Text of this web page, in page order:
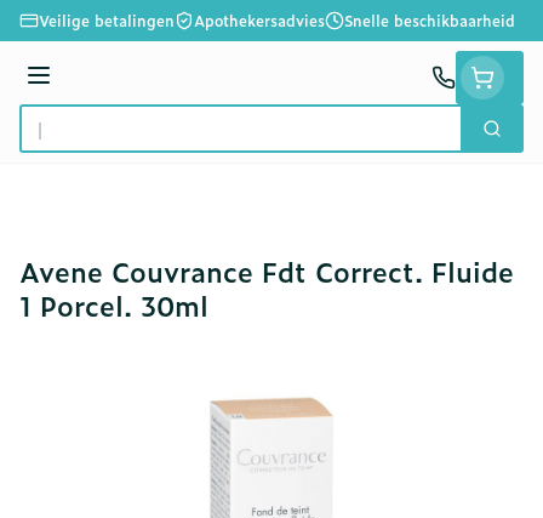
Ga naar de inhoud
Veilige betalingen Apothekersadvies Snelle beschikbaarheid
Menu
Product, merk, categorie...
Zoek
Avene Couvrance Fdt Correct. Fluide
1 Porcel. 30ml